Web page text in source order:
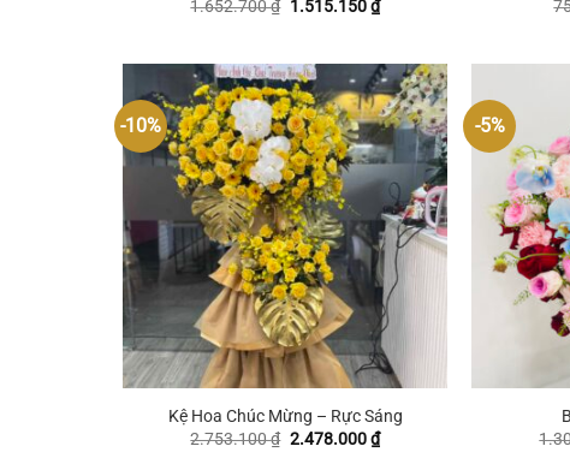
1.652.700₫ Giá
1.515.150₫Giá
1.515.150 ₫.
-10%
+
Kệ Hoa Chúc Mừng – Rực Sáng
2.753.100₫ Giá
2.478.000₫Giá
-5%